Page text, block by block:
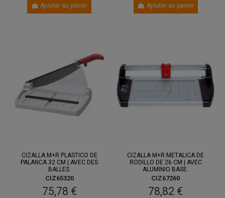
Ajouter au panier Ajouter au panier
CIZALLA M+R PLASTICO DE
PALANCA 32 CM | AVEC DES
BALLES.
CIZ65320
75,78 €
CIZALLA M+R METALICA DE
RODILLO DE 26 CM | AVEC
ALUMINIO BASE.
CIZ67260
78,82 €